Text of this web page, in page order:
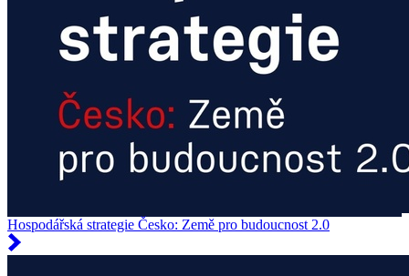
Hospodářská strategie Česko: Země pro budoucnost 2.0